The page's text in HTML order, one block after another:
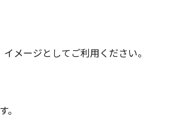
メージとしてご利用ください。